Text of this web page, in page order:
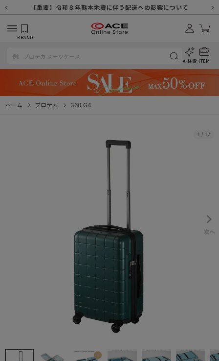
【重要】8/11（火・祝）休業及び配送スケジュールについて
【重要】令和８年熊本地震に伴う配送への影響について
【重要】納品書・領収書ペーパーレス化（電子化）のお知らせ
【重要】天候不良や交通状況・物量増等に伴う配送への影響について
【重要】悪質な詐欺サイトにご注意ください
【重要】各種メールが届かない場合に関しまして
【重要】お問い合わせのご対応に関しまして
【重要】SNSのなりすまし詐欺にご注意ください
BRAND
AI検索 ITEM
ホーム プロテカ 360 G4
1 / 12